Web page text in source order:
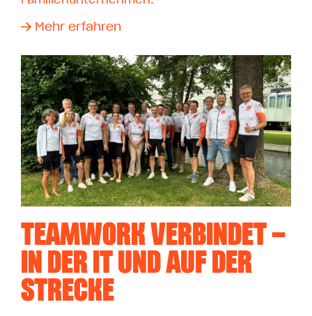
Mehr erfahren
TEAMWORK VERBINDET –
IN DER IT UND AUF DER
STRECKE